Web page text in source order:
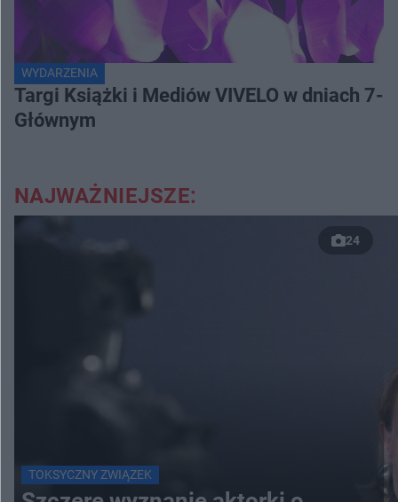
WYDARZENIA
Targi Książki i Mediów VIVELO w dniach
Głównym
NAJWAŻNIEJSZE:
24
TOKSYCZNY ZWIĄZEK